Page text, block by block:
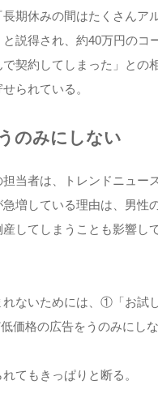
長期休みの間はたくさんア
説得され、約40万円のコ
契約してしまった」との
られている。
のみにしない
当者は、トレンドニュー
増している理由は、男性
してしまうことも影響し
れないためには、①「お試し
価格の広告をうのみにしな
てもきっぱりと断る。